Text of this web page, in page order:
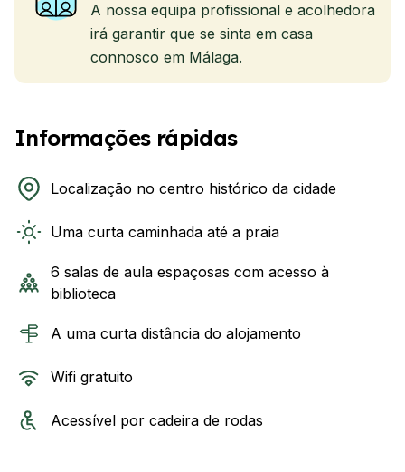
A nossa equipa profissional e acolhedora
irá garantir que se sinta em casa
connosco em Málaga.
Informações rápidas
Localização no centro histórico da cidade
Uma curta caminhada até a praia
6 salas de aula espaçosas com acesso à
biblioteca
A uma curta distância do alojamento
Wifi gratuito
Acessível por cadeira de rodas